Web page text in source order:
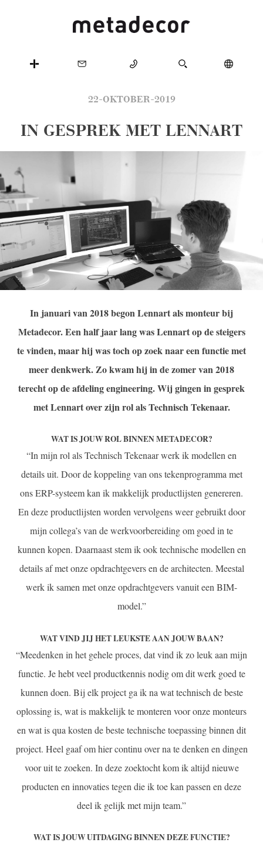
22-OKTOBER-2019
IN GESPREK MET LENNART
In januari van 2018 begon Lennart als monteur bij
Metadecor. Een half jaar lang was Lennart op de steigers
te vinden, maar hij was toch op zoek naar een functie met
meer denkwerk. Zo kwam hij in de zomer van 2018
terecht op de afdeling engineering. Wij gingen in gesprek
met Lennart over zijn rol als Technisch Tekenaar.
WAT IS JOUW ROL BINNEN METADECOR?
“In mijn rol als Technisch Tekenaar werk ik modellen en
details uit. Door de koppeling van ons tekenprogramma met
ons ERP-systeem kan ik makkelijk productlijsten genereren.
En deze productlijsten worden vervolgens weer gebruikt door
mijn collega’s van de werkvoorbereiding om goed in te
kunnen kopen. Daarnaast stem ik ook technische modellen en
details af met onze opdrachtgevers en de architecten. Meestal
werk ik samen met onze opdrachtgevers vanuit een BIM-
model.”
WAT VIND JIJ HET LEUKSTE AAN JOUW BAAN?
“Meedenken in het gehele proces, dat vind ik zo leuk aan mijn
functie. Je hebt veel productkennis nodig om dit werk goed te
kunnen doen. Bij elk project ga ik na wat technisch de beste
oplossing is, wat is makkelijk te monteren voor onze monteurs
en wat is qua kosten de beste technische toepassing binnen dit
project. Heel gaaf om hier continu over na te denken en dingen
voor uit te zoeken. In deze zoektocht kom ik altijd nieuwe
producten en innovaties tegen die ik toe kan passen en deze
deel ik gelijk met mijn team.”
WAT IS JOUW UITDAGING BINNEN DEZE FUNCTIE?